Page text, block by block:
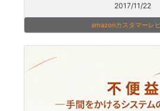
2017/11/22
amazonカスタマーレ